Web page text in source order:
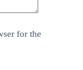
for the